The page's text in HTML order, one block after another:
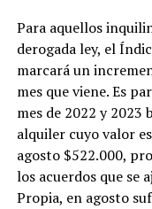
Para aquellos
derogada ley, el
marcará un
mes que viene. Es
mes de 2022 y 2023
alquiler cuyo valor
agosto $522.000,
los acuerdos que se
Propia, en agosto